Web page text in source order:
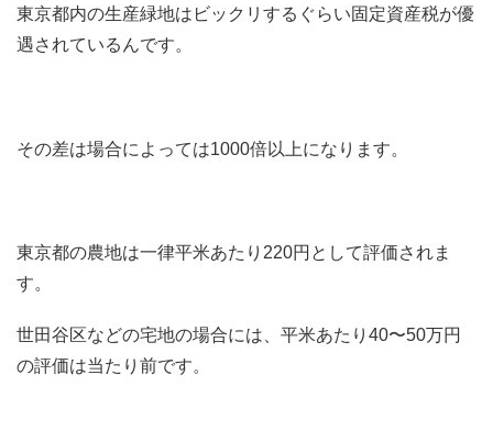
東京都内の生産緑地はビックリするぐらい固定資産税が優
遇されているんです。
その差は場合によっては1000倍以上になります。
東京都の農地は一律平米あたり220円として評価されま
す。
世田谷区などの宅地の場合には、平米あたり40〜50万円
の評価は当たり前です。